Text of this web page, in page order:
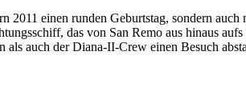
einen runden Geburtstag, sondern
das von San Remo aus hinaus
als auch der Diana-II-Crew einen Besuch